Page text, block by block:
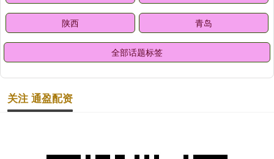
陕西 青岛
全部话题标签
关注 通盈配资